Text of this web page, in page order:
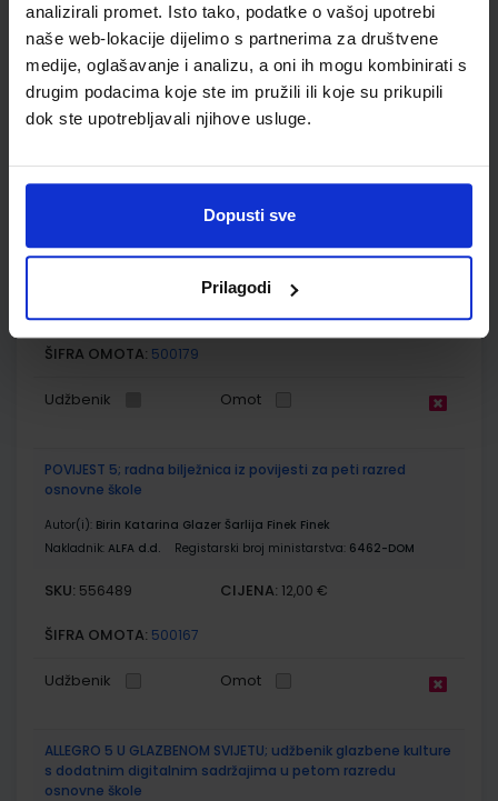
analizirali promet. Isto tako, podatke o vašoj upotrebi
naše web-lokacije dijelimo s partnerima za društvene
medije, oglašavanje i analizu, a oni ih mogu kombinirati s
drugim podacima koje ste im pružili ili koje su prikupili
dok ste upotrebljavali njihove usluge.
Dopusti sve
Prilagodi
SKU: 556521 CIJENA: 12,00 €
ŠIFRA OMOTA:
Udžbenik
POVIJEST 5; udžbenik iz povijesti za peti razred osnovne
ŠIFRA OMOTA: 500179
Udžbenik Omot
POVIJEST 5; radna bilježnica iz povijesti za peti razred
osnovne škole
Autor(i): Birin Katarina Glazer Šarlija Finek Finek
Nakladnik: ALFA d.d. Registarski broj ministarstva: 6462-DOM
SKU: 556489 CIJENA: 12,00 €
ŠIFRA OMOTA: 500167
Udžbenik Omot
ALLEGRO 5 U GLAZBENOM SVIJETU; udžbenik glazbene kulture
s dodatnim digitalnim sadržajima u petom razredu
osnovne škole